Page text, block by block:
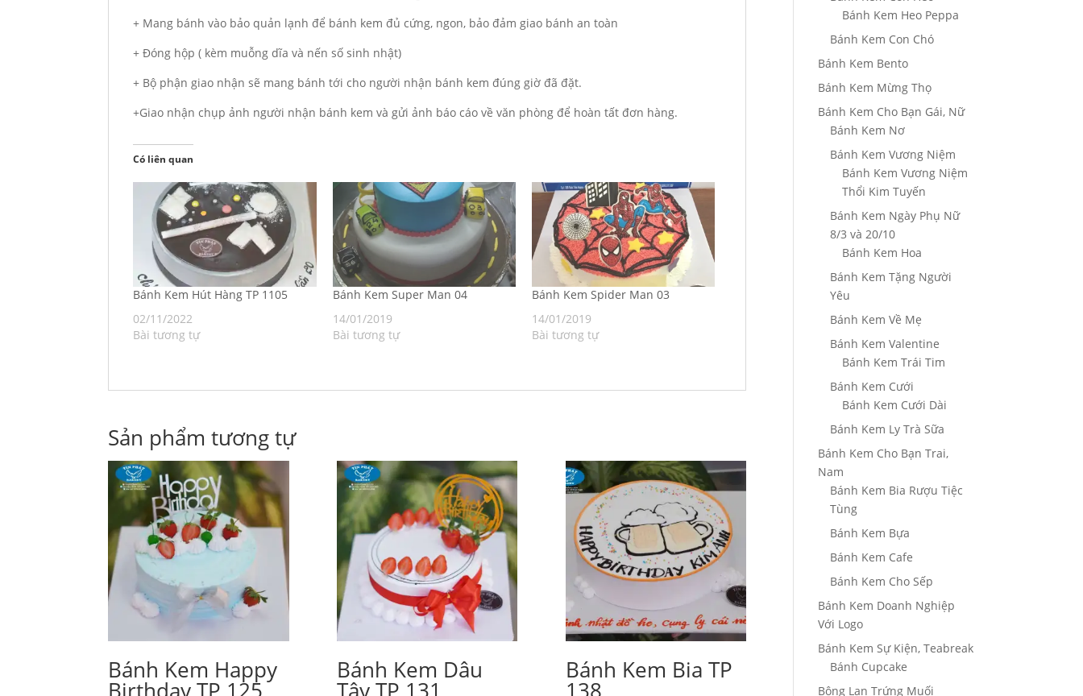
+ Mang bánh vào bảo quản lạnh để bánh kem đủ cứng, ngon, bảo đảm giao bánh an toàn
+ Đóng hộp ( kèm muỗng dĩa và nến số sinh nhật)
+ Bộ phận giao nhận sẽ mang bánh tới cho người nhận bánh kem đúng giờ đã đặt.
+Giao nhận chụp ảnh người nhận bánh kem và gửi ảnh báo cáo về văn phòng để hoàn tất đơn hàng.
Có liên quan
Bánh Kem Hút Hàng TP 1105
02/11/2022
Bài tương tự
Bánh Kem Super Man 04
14/01/2019
Bài tương tự
Bánh Kem Spider Man 03
14/01/2019
Bài tương tự
Sản phẩm tương tự
Bánh Kem Happy Bánh Kem Dâu Bánh Kem Bia TP
Bánh Kem Heo Peppa
Bánh Kem Con Chó
Bánh Kem Bento
Bánh Kem Mừng Thọ
Bánh Kem Cho Bạn Gái, Nữ
Bánh Kem Nơ
Bánh Kem Vương Niệm
Bánh Kem Vương Niệm
Thổi Kim Tuyến
Bánh Kem Ngày Phụ Nữ
8/3 và 20/10
Bánh Kem Hoa
Bánh Kem Tặng Người
Yêu
Bánh Kem Về Mẹ
Bánh Kem Valentine
Bánh Kem Trái Tim
Bánh Kem Cưới
Bánh Kem Cưới Dài
Bánh Kem Ly Trà Sữa
Bánh Kem Cho Bạn Trai,
Nam
Bánh Kem Bia Rượu Tiệc
Tùng
Bánh Kem Bựa
Bánh Kem Cafe
Bánh Kem Cho Sếp
Bánh Kem Doanh Nghiệp
Với Logo
Bánh Kem Sự Kiện, Teabreak
Bánh Cupcake
Bông Lan Trứng Muối